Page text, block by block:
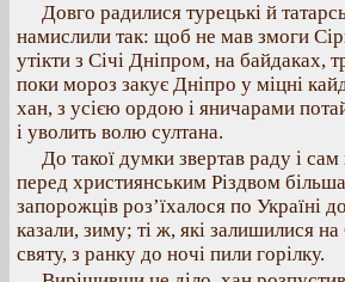
Довго радилися турецькі й
намислили так: щоб не мав змоги
утікти з Січі Дніпром, на байдаках,
поки мороз закує Дніпро у міцні
хан, з усією ордою і яничарами
і уволить волю султана.
До такої думки звертав раду і
перед християнським Різдвом
запорожців роз’їхалося по Україні
казали, зиму; ті ж, які залишилися на
святу, з ранку до ночі пили горілку.